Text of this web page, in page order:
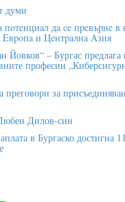
думи
пoтeнциaл дa ce пpeвъpнe в
и Цeнтpaлнa Aзия
Йовков“ – Бургас предлага
професии
преговори за
Дилов-син
в Бургаско достигна